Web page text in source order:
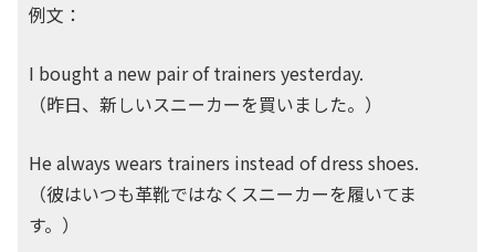
例文：
I bought a new pair of trainers yesterday.
（昨日、新しいスニーカーを買いました。）
He always wears trainers instead of dress shoes.
（彼はいつも革靴ではなくスニーカーを履いてま
す。）